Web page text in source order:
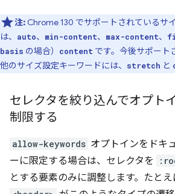
注: Chrome 130 でサポートされているサ
は、
auto、 min-content、 max-content、
basis の場合） content です。今後サポート
他のサイズ設定キーワードには、
stretch と
セレクタを絞り込んでオプト
制限する
allow-keywords オプトインをドキ
ーに限定する場合は、セレクタを
とする要素のみに調整します。たと